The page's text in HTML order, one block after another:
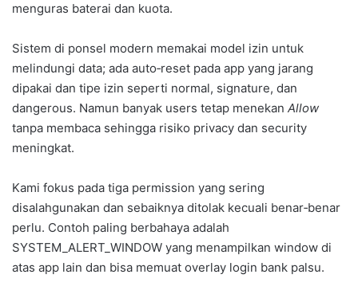
menguras baterai dan kuota.
Sistem di ponsel modern memakai model izin untuk
melindungi data; ada auto‑reset pada app yang jarang
dipakai dan tipe izin seperti normal, signature, dan
dangerous. Namun banyak users tetap menekan Allow
tanpa membaca sehingga risiko privacy dan security
meningkat.
Kami fokus pada tiga permission yang sering
disalahgunakan dan sebaiknya ditolak kecuali benar‑benar
perlu. Contoh paling berbahaya adalah
SYSTEM_ALERT_WINDOW yang menampilkan window di
atas app lain dan bisa memuat overlay login bank palsu.